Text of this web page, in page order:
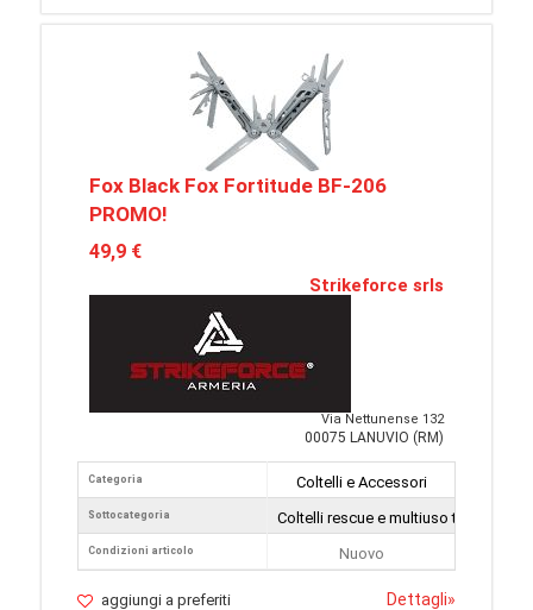
Fox Black Fox Fortitude BF-206
PROMO!
49,9 €
Strikeforce srls
Via Nettunense 132
00075 LANUVIO (RM)
Categoria
Sottocategoria
Condizioni articolo
Coltelli e Accessori
Coltelli rescue e multiuso tattici
Nuovo
aggiungi a preferiti Dettagli»